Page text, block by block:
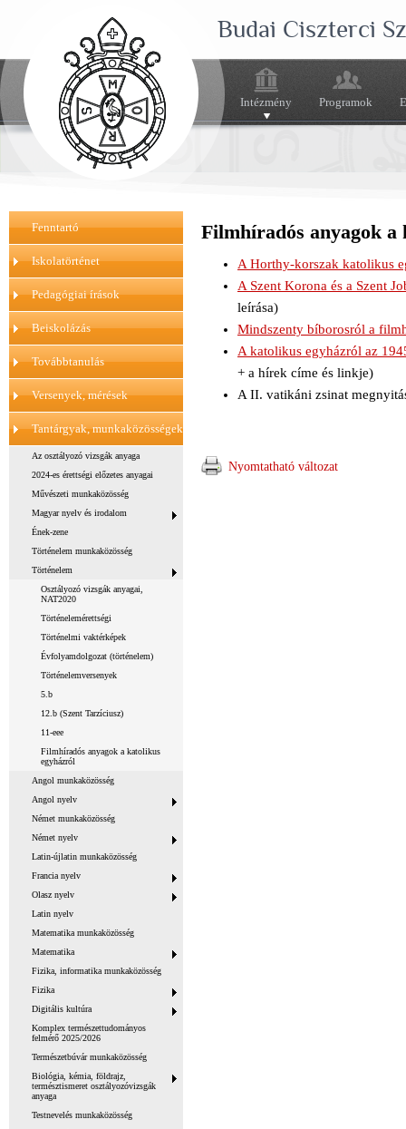
Budai Ciszterci
Intézmény Programok
Fenntartó
Iskolatörténet
Pedagógiai írások
Beiskolázás
Továbbtanulás
Versenyek, mérések
Tantárgyak, munkaközösségek
Az osztályozó vizsgák anyaga
2024-es érettségi előzetes anyagai
Művészeti munkaközösség
Magyar nyelv és irodalom
Ének-zene
Történelem munkaközösség
Történelem
Osztályozó vizsgák anyagai,
NAT2020
Történelemérettségi
Történelmi vaktérképek
Évfolyamdolgozat (történelem)
Történelemversenyek
5.b
12.b (Szent Tarzíciusz)
11-eee
Filmhíradós anyagok a katolikus
egyházról
Angol munkaközösség
Angol nyelv
Német munkaközösség
Német nyelv
Latin-újlatin munkaközösség
Francia nyelv
Olasz nyelv
Latin nyelv
Matematika munkaközösség
Matematika
Fizika, informatika munkaközösség
Fizika
Digitális kultúra
Komplex természettudományos
felmérő 2025/2026
Természetbúvár munkaközösség
Biológia, kémia, földrajz,
természtismeret osztályozóvizsgák
anyaga
Testnevelés munkaközösség
Filmhíradós anyagok a
A Horthy-korszak katolikus
A Szent Korona és a Szent
leírása)
Mindszenty bíborosról a
A katolikus egyházról az
+ a hírek címe és linkje)
A II. vatikáni zsinat
Nyomtatható változat